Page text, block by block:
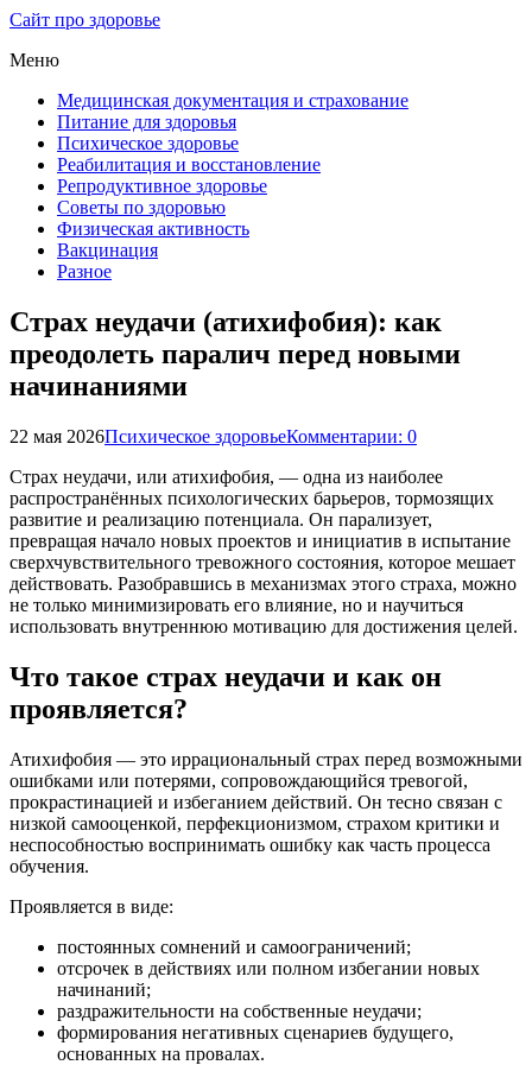
Сайт про здоровье
Меню
Медицинская документация и страхование
Питание для здоровья
Психическое здоровье
Реабилитация и восстановление
Репродуктивное здоровье
Советы по здоровью
Физическая активность
Вакцинация
Разное
Страх неудачи (атихифобия): как
преодолеть паралич перед новыми
начинаниями
22 мая 2026Психическое здоровьеКомментарии: 0
Страх неудачи, или атихифобия, — одна из наиболее
распространённых психологических барьеров, тормозящих
развитие и реализацию потенциала. Он парализует,
превращая начало новых проектов и инициатив в испытание
сверхчувствительного тревожного состояния, которое мешает
действовать. Разобравшись в механизмах этого страха, можно
не только минимизировать его влияние, но и научиться
использовать внутреннюю мотивацию для достижения целей.
Что такое страх неудачи и как он
проявляется?
Атихифобия — это иррациональный страх перед возможными
ошибками или потерями, сопровождающийся тревогой,
прокрастинацией и избеганием действий. Он тесно связан с
низкой самооценкой, перфекционизмом, страхом критики и
неспособностью воспринимать ошибку как часть процесса
обучения.
Проявляется в виде:
постоянных сомнений и самоограничений;
отсрочек в действиях или полном избегании новых
начинаний;
раздражительности на собственные неудачи;
формирования негативных сценариев будущего,
основанных на провалах.